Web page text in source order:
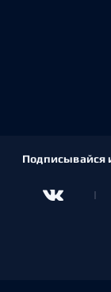
Подписывайся